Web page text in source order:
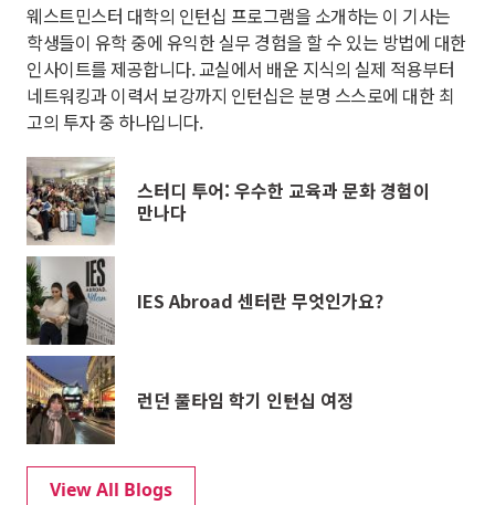
웨스트민스터 대학의 인턴십 프로그램을 소개하는 이 기사는
학생들이 유학 중에 유익한 실무 경험을 할 수 있는 방법에 대한
인사이트를 제공합니다. 교실에서 배운 지식의 실제 적용부터
네트워킹과 이력서 보강까지 인턴십은 분명 스스로에 대한 최
고의 투자 중 하나입니다.
스터디 투어: 우수한 교육과 문화 경험이
만나다
IES Abroad 센터란 무엇인가요?
런던 풀타임 학기 인턴십 여정
View All Blogs